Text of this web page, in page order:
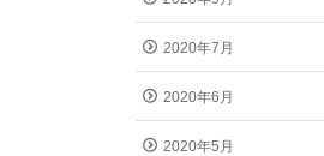
2020年7月
2020年6月
2020年5月